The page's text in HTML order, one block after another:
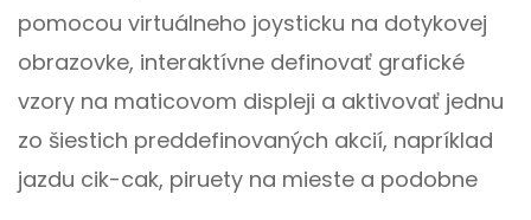
pomocou virtuálneho joysticku na dotykovej
obrazovke, interaktívne definovať grafické
vzory na maticovom displeji a aktivovať jednu
zo šiestich preddefinovaných akcií, napríklad
jazdu cik-cak, piruety na mieste a podobne